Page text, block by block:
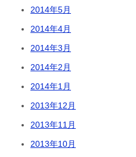
2014年5月
2014年4月
2014年3月
2014年2月
2014年1月
2013年12月
2013年11月
2013年10月